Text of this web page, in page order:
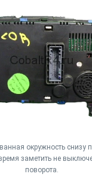
окружность снизу
заметить не
поворота.